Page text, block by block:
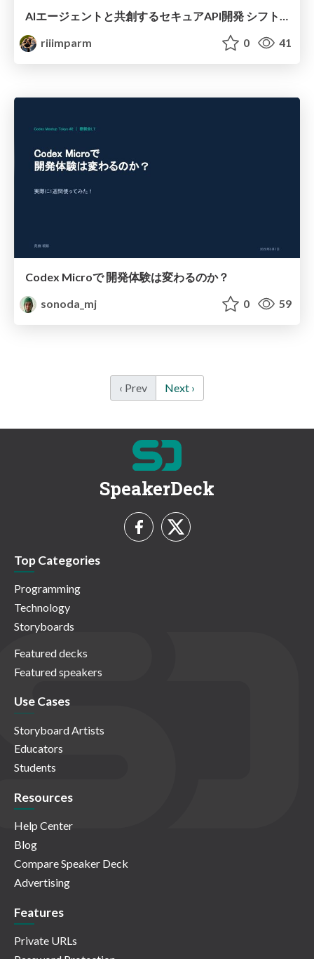
riiimparm
0 41
Codex Microで 開発体験は変わるのか？
sonoda_mj
0 59
‹ Prev Next ›
SpeakerDeck
Top Categories
Programming
Technology
Storyboards
Featured decks
Featured speakers
Use Cases
Storyboard Artists
Educators
Students
Resources
Help Center
Blog
Compare Speaker Deck
Advertising
Features
Private URLs